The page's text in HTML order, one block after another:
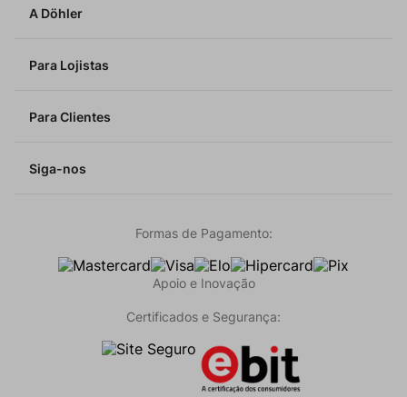
A Döhler
Para Lojistas
Para Clientes
Siga-nos
Formas de Pagamento:
Apoio e Inovação
Certificados e Segurança: